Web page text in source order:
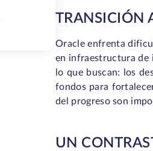
TRANSICIÓN
Oracle enfrenta
en infraestructura de
lo que buscan: los
fondos para
del progreso son
UN